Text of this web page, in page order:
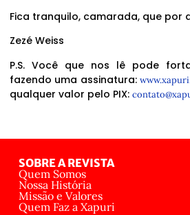
Fica tranquilo, camarada, que por
Zezé Weiss
P.S. Você que nos lê pode
fazendo uma assinatura:
qualquer valor pelo PIX:
SOBRE A REVISTA
Quem Somos
Nossa História
Missão e Valores
Quem Faz a Xapuri